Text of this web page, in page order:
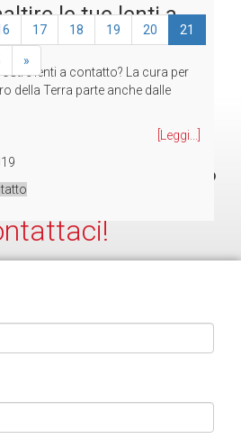
le tue lenti a
lenti a contatto? La cura per
della Terra parte anche dalle
[Leggi...]
17 18 19 20 21
»
di informazioni?